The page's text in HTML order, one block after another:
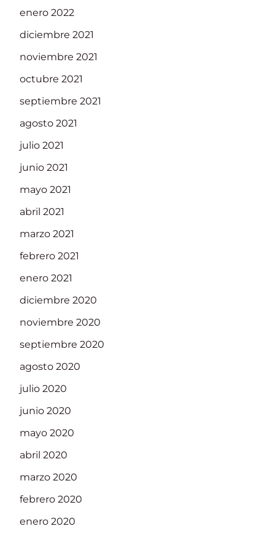
enero 2022
diciembre 2021
noviembre 2021
octubre 2021
septiembre 2021
agosto 2021
julio 2021
junio 2021
mayo 2021
abril 2021
marzo 2021
febrero 2021
enero 2021
diciembre 2020
noviembre 2020
septiembre 2020
agosto 2020
julio 2020
junio 2020
mayo 2020
abril 2020
marzo 2020
febrero 2020
enero 2020